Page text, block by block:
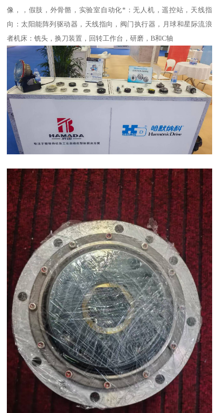
像，，假肢，外骨骼，实验室自动化*：无人机，遥控站，天线指
向：太阳能阵列驱动器，天线指向，阀门执行器，月球和星际流浪
者机床：铣头，换刀装置，回转工作台，研磨，B和C轴